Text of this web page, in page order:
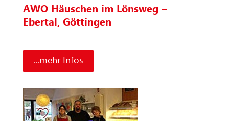
AWO Häuschen im Lönsweg –
Ebertal, Göttingen
...mehr Infos